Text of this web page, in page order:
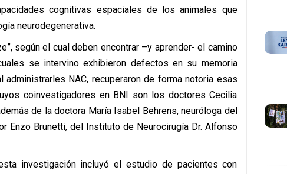
cognitivas espaciales de los animales que
neurodegenerativa.
según el cual deben encontrar –y aprender- el camino
se intervino exhibieron defectos en su memoria
NAC, recuperaron de forma notoria esas
coinvestigadores en BNI son los doctores Cecilia
de la doctora María Isabel Behrens, neuróloga del
Enzo Brunetti, del Instituto de Neurocirugía Dr. Alfonso
investigación incluyó el estudio de pacientes con